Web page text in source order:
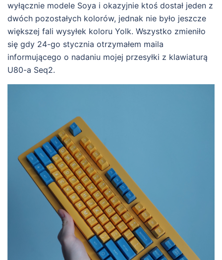
wyłącznie modele Soya i okazyjnie ktoś dostał jeden z
dwóch pozostałych kolorów, jednak nie było jeszcze
większej fali wysyłek koloru Yolk. Wszystko zmieniło
się gdy 24-go stycznia otrzymałem maila
informującego o nadaniu mojej przesyłki z klawiaturą
U80-a Seq2.